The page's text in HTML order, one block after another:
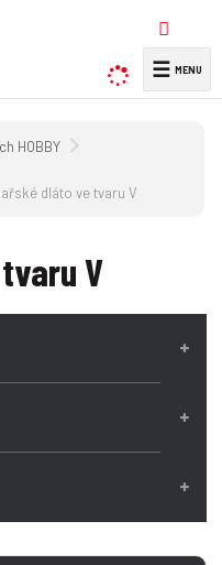
y
☰
HOBBY
dláto ve tvaru V
V